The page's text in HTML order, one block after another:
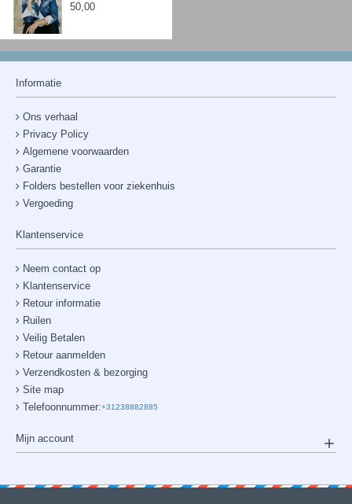
50,00
Informatie
Ons verhaal
Privacy Policy
Algemene voorwaarden
Garantie
Folders bestellen voor ziekenhuis
Vergoeding
Klantenservice
Neem contact op
Klantenservice
Retour informatie
Ruilen
Veilig Betalen
Retour aanmelden
Verzendkosten & bezorging
Site map
Telefoonnummer:+31238882885
Mijn account